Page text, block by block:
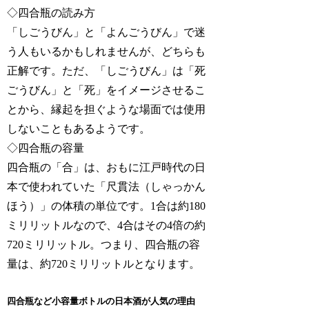
◇四合瓶の読み方
「しごうびん」と「よんごうびん」で迷
う人もいるかもしれませんが、どちらも
正解です。ただ、「しごうびん」は「死
ごうびん」と「死」をイメージさせるこ
とから、縁起を担ぐような場面では使用
しないこともあるようです。
◇四合瓶の容量
四合瓶の「合」は、おもに江戸時代の日
本で使われていた「尺貫法（しゃっかん
ほう）」の体積の単位です。1合は約180
ミリリットルなので、4合はその4倍の約
720ミリリットル。つまり、四合瓶の容
量は、約720ミリリットルとなります。
四合瓶など小容量ボトルの日本酒が人気の理由